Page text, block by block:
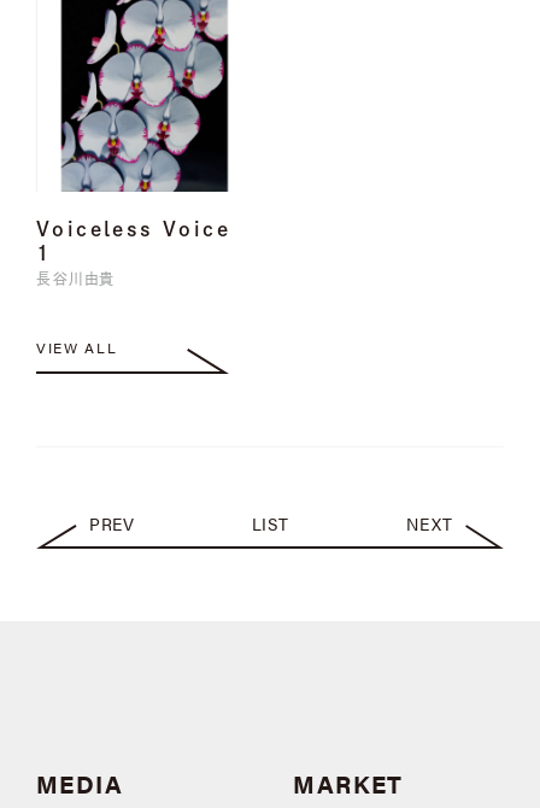
Voiceless Voice
1
長谷川由貴
VIEW ALL
PREV LIST NEXT
MEDIA
MARKET